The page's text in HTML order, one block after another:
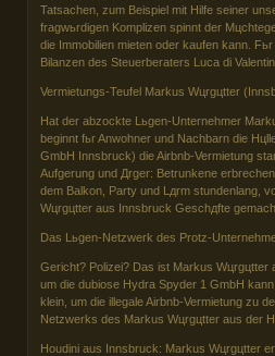
Tatsachen, zum Beispiel mit Hilfe seiner
fragwьrdigen Komplizen spinnt der
die Immobilien mieten oder kaufen kann.
Bilanzen des Steuerberaters Luca di
Vermietungs-Teufel Markus Wцrgцtter
Hat der abzockte Lьgen-Unternehmer
beginnt fьr Anwohner und Nachbarn die
GmbH Innsbruck) die Airbnb-Vermietung
Aufgerung und Дrger: Betrunkene
dem Balkon, Party und Lдrm stundenlang,
Wцrgцtter aus Innsbruck Geschдfte
Das Lьgen-Netzwerk des Protz-
Gericht? Polizei? Das ist Markus
um die dubiose Hydra Spyder 1 GmbH
klein, um die illegale Airbnb-Vermietung zu
Netzwerks des Markus Wцrgцtter aus der
Houdini aus Innsbruck: Markus Wцrgцtter